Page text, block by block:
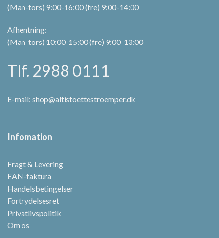
(Man-tors) 9:00-16:00 (fre) 9:00-14:00
Afhentning:
(Man-tors) 10:00-15:00 (fre) 9:00-13:00
Tlf. 2988 0111
E-mail: shop@altistoettestroemper.dk
Infomation
Fragt & Levering
EAN-faktura
Handelsbetingelser
Fortrydelsesret
Privatlivspolitik
Om os